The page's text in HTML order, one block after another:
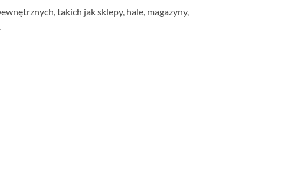
takich jak sklepy, hale, magazyny,